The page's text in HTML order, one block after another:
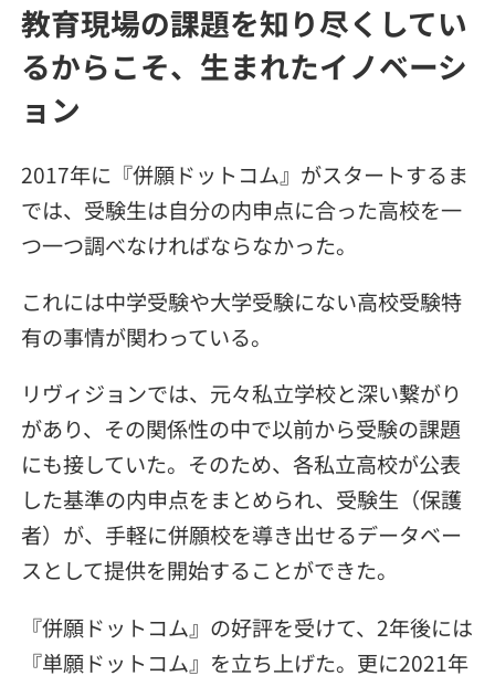
教育現場の課題を知り尽くしてい
るからこそ、生まれたイノベーシ
ョン
2017年に『併願ドットコム』がスタートするま
では、受験生は自分の内申点に合った高校を一
つ一つ調べなければならなかった。
これには中学受験や大学受験にない高校受験特
有の事情が関わっている。
リヴィジョンでは、元々私立学校と深い繋がり
があり、その関係性の中で以前から受験の課題
にも接していた。そのため、各私立高校が公表
した基準の内申点をまとめられ、受験生（保護
者）が、手軽に併願校を導き出せるデータベー
スとして提供を開始することができた。
『併願ドットコム』の好評を受けて、2年後には
『単願ドットコム』を立ち上げた。更に2021年